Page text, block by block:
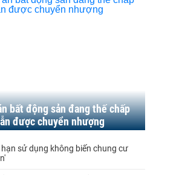
bất động sản đang thế chấp
được chuyển nhượng
sử dụng không biến chung cư